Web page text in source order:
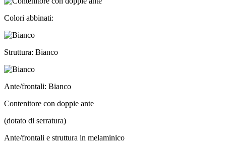
Colori abbinati:
Struttura: Bianco
Ante/frontali: Bianco
Contenitore con doppie ante
(dotato di serratura)
Ante/frontali e struttura in melaminico